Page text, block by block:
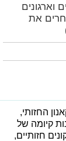
וארגונים
את
החזותי,
של מדינה. לאורך 70 שנות קיומה של
חזותיים,